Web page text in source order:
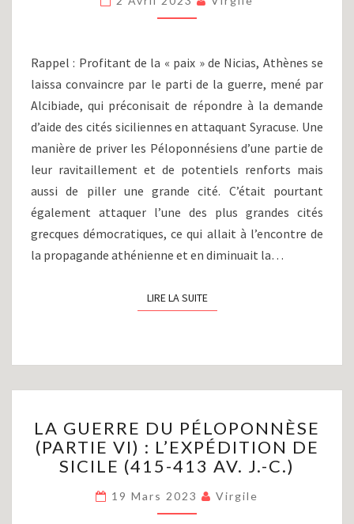
DE
DE
IONIE
ET
RÉSILIENCE
ATHÉNIENNE
(413-
406
AV.
J.-
Rappel : Profitant de la « paix » de Nicias, Athènes se
laissa convaincre par le parti de la guerre, mené par
Alcibiade, qui préconisait de répondre à la demande
d’aide des cités siciliennes en attaquant Syracuse. Une
manière de priver les Péloponnésiens d’une partie de
leur ravitaillement et de potentiels renforts mais
aussi de piller une grande cité. C’était pourtant
également attaquer l’une des plus grandes cités
grecques démocratiques, ce qui allait à l’encontre de
la propagande athénienne et en diminuait la…
LIRE LA SUITELIRE LA SUITE
GUERRE
DU
PÉLOPONNÈSE
VI)
:
LA GUERRE DU PÉLOPONNÈSE
(PARTIE VI) : L’EXPÉDITION DE
SICILE (415-413 AV. J.-C.)
19 Mars 2023 Virgile